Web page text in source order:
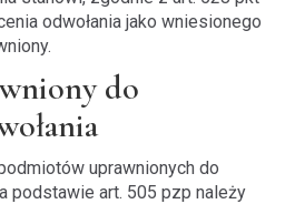
odwołania jako wniesionego
do
uprawnionych do
podstawie art. 505 pzp należy